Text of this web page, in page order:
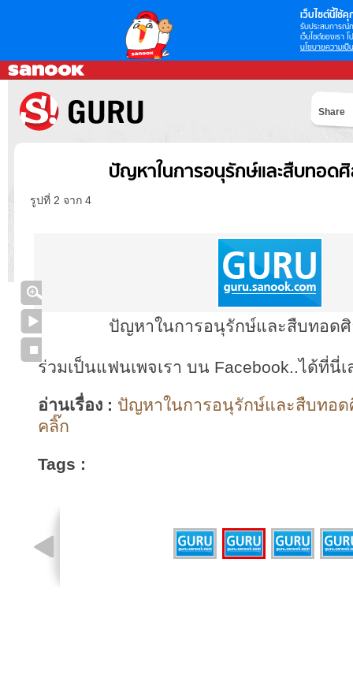
เว็บไซต์นี้ใช้คุ
รับประสบการณ์
เว็บไซต์ของเรา
นโยบายความเป็
Share
ปัญหาในการอนุรักษ์และสืบทอดศิ
รูปที่ 2 จาก 4
ปัญหาในการอนุรักษ์และสืบทอด
ร่วมเป็นแฟนเพจเรา บน Facebook..ได้ที่นี่เ
อ่านเรื่อง : ปัญหาในการอนุรักษ์และสืบทอ
คลิ๊ก
Tags :